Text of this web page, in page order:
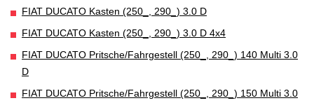
FIAT DUCATO Kasten (250_, 290_) 3.0 D
FIAT DUCATO Kasten (250_, 290_) 3.0 D 4x4
FIAT DUCATO Pritsche/Fahrgestell (250_, 290_) 140 Multi 3.0
D
FIAT DUCATO Pritsche/Fahrgestell (250_, 290_) 150 Multi 3.0